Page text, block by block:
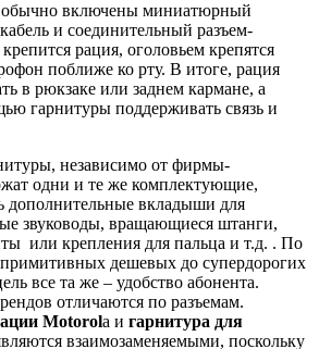
обычно включены миниатюрный
и соединительный разъем-
рация, оголовьем крепятся
поближе ко рту. В итоге, рация
в рюкзаке или заднем кармане, а
гарнитуры поддерживать связь и
независимо от фирмы-
одни и те же комплектующие,
дополнительные вкладыши для
звуководы, вращающиеся штанги,
или крепления для пальца и т.д. . По
дешевых до супердорогих
все та же – удобство абонента.
отличаются по разъемам.
Motorola и гарнитура для
взаимозаменяемыми, поскольку